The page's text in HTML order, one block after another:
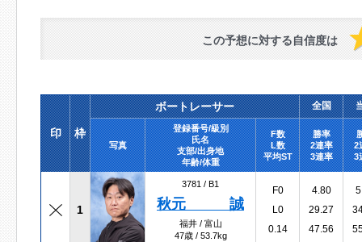
この予想に対する自信度は
印 枠
ボートレーサー 全国
写真
登録番号/級別
氏名
支部/出身地
年齢/体重
F数
L数
平均ST
勝率
2連率
3連率
2
3
1
3781 / B1
秋元 誠
福井 / 富山
47歳 / 53.7kg
F0
L0
0.14
4.80
29.27
47.56